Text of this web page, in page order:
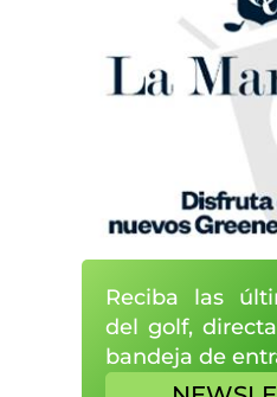
Reciba las
del golf,
bandeja de